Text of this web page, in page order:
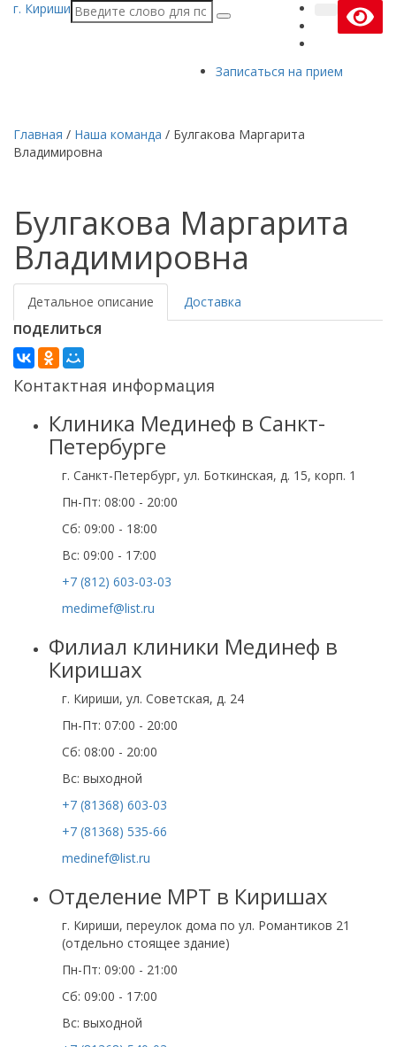
г. Кириши
Записаться на прием
Главная / Наша команда / Булгакова Маргарита
Владимировна
Булгакова Маргарита
Владимировна
Детальное описание
Доставка
ПОДЕЛИТЬСЯ
Контактная информация
Клиника Мединеф в Санкт-
Петербурге
г. Санкт-Петербург, ул. Боткинская, д. 15, корп. 1
Пн-Пт: 08:00 - 20:00
Cб: 09:00 - 18:00
Вс: 09:00 - 17:00
+7 (812) 603-03-03
medimef@list.ru
Филиал клиники Мединеф в
Киришах
г. Кириши, ул. Советская, д. 24
Пн-Пт: 07:00 - 20:00
Сб: 08:00 - 20:00
Вс: выходной
+7 (81368) 603-03
+7 (81368) 535-66
medinef@list.ru
Отделение МРТ в Киришах
г. Кириши, переулок дома по ул. Романтиков 21
(отдельно стоящее здание)
Пн-Пт: 09:00 - 21:00
Сб: 09:00 - 17:00
Вс: выходной